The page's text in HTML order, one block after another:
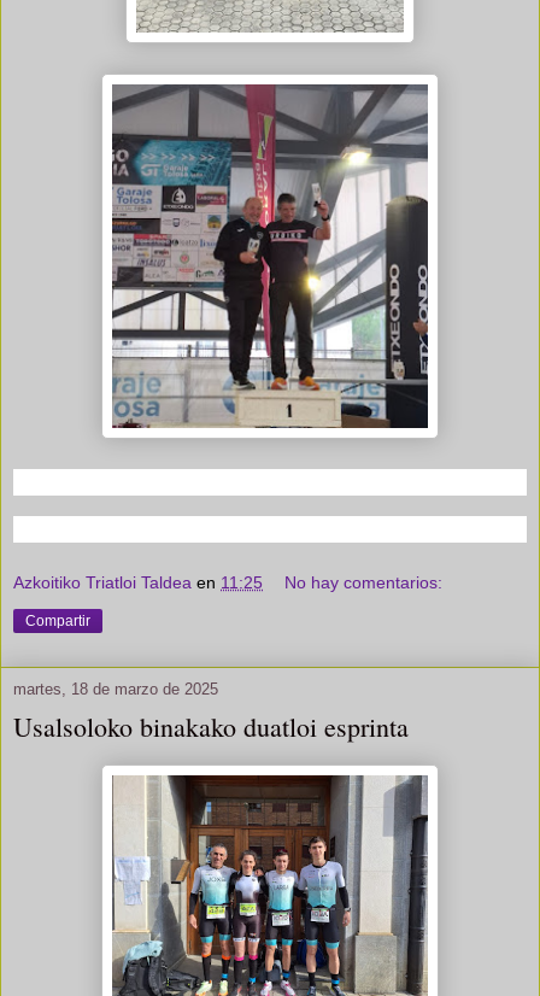
Azkoitiko Triatloi Taldea en 11:25 No hay comentarios:
Compartir
martes, 18 de marzo de 2025
Usalsoloko binakako duatloi esprinta